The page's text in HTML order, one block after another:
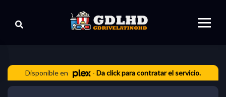
Disponible en -Da click para contratar el servicio.